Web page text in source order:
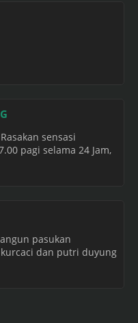
sensasi
pagi selama 24 Jam,
pasukan
dan putri duyung